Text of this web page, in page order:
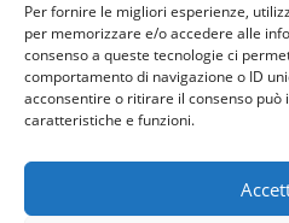
Per fornire le migliori esperienze,
per memorizzare e/o accedere alle
consenso a queste tecnologie ci
comportamento di navigazione o ID
acconsentire o ritirare il consenso
caratteristiche e funzioni.